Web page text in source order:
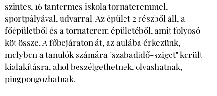
szintes, 16 tantermes iskola tornateremmel,
sportpályával, udvarral. Az épület 2 részből áll, a
főépületből és a tornaterem épületéből, amit folyosó
köt össze. A főbejáraton át, az aulába érkezünk,
melyben a tanulók számára "szabadidő-sziget" került
kialakításra, ahol beszélgethetnek, olvashatnak,
pingpongozhatnak.